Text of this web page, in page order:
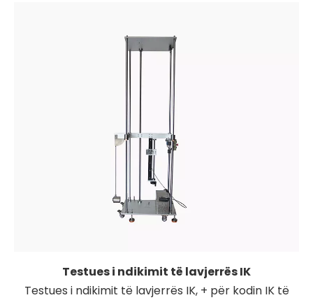
Testues i ndikimit të lavjerrës IK
Testues i ndikimit të lavjerrës IK, + për kodin IK të